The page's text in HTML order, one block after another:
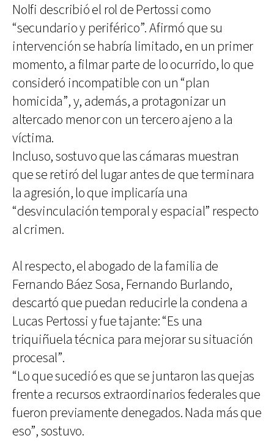
Nolfi describió el rol de Pertossi como
“secundario y periférico”. Afirmó que su
intervención se habría limitado, en un primer
momento, a filmar parte de lo ocurrido, lo que
consideró incompatible con un “plan
homicida”, y, además, a protagonizar un
altercado menor con un tercero ajeno a la
víctima.
Incluso, sostuvo que las cámaras muestran
que se retiró del lugar antes de que terminara
la agresión, lo que implicaría una
“desvinculación temporal y espacial” respecto
al crimen.
Al respecto, el abogado de la familia de
Fernando Báez Sosa, Fernando Burlando,
descartó que puedan reducirle la condena a
Lucas Pertossi y fue tajante: “Es una
triquiñuela técnica para mejorar su situación
procesal”.
“Lo que sucedió es que se juntaron las quejas
frente a recursos extraordinarios federales que
fueron previamente denegados. Nada más que
eso”, sostuvo.